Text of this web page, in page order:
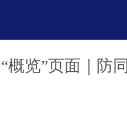
览”页面｜防同